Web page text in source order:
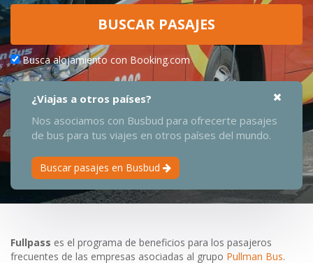
BUSCAR PASAJES
Busca alojamiento con Booking.com
¿Viajas a otros países?
Nos asociamos con Busbud para ofrecerte pasajes
de bus para tus viajes en otros países del mundo.
Buscar pasajes en Busbud
Fullpass es el programa de beneficios para los pasajeros
frecuentes de las empresas asociadas al grupo Pullman Bus.